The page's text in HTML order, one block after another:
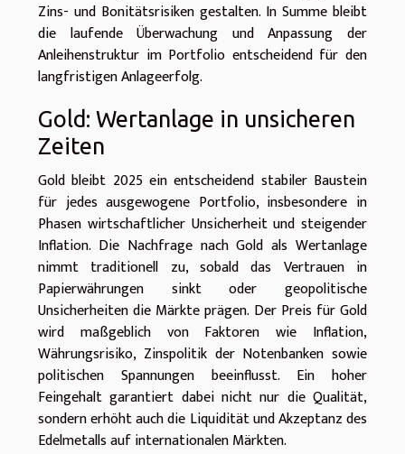
Zins- und Bonitätsrisiken gestalten. In Summe bleibt
die laufende Überwachung und Anpassung der
Anleihenstruktur im Portfolio entscheidend für den
langfristigen Anlageerfolg.
Gold: Wertanlage in unsicheren
Zeiten
Gold bleibt 2025 ein entscheidend stabiler Baustein
für jedes ausgewogene Portfolio, insbesondere in
Phasen wirtschaftlicher Unsicherheit und steigender
Inflation. Die Nachfrage nach Gold als Wertanlage
nimmt traditionell zu, sobald das Vertrauen in
Papierwährungen sinkt oder geopolitische
Unsicherheiten die Märkte prägen. Der Preis für Gold
wird maßgeblich von Faktoren wie Inflation,
Währungsrisiko, Zinspolitik der Notenbanken sowie
politischen Spannungen beeinflusst. Ein hoher
Feingehalt garantiert dabei nicht nur die Qualität,
sondern erhöht auch die Liquidität und Akzeptanz des
Edelmetalls auf internationalen Märkten.